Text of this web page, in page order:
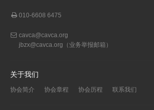
010-6608 6475
cavca@cavca.org
jbzx@cavca.org （业务举报邮箱）
关于我们
协会简介 协会章程 协会历程 联系我们